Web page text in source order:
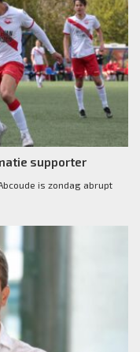
supporter
is zondag abrupt